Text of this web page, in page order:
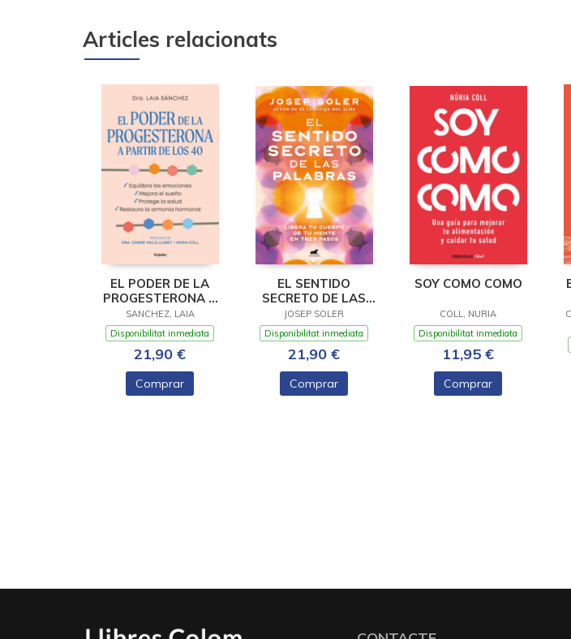
Articles relacionats
EL PODER DE LA
PROGESTERONA A
PARTIR DE LOS 40
SANCHEZ, LAIA
Disponibilitat inmediata
21,90 €
Comprar
EL SENTIDO
SECRETO DE LAS
PALABRAS
JOSEP SOLER
Disponibilitat inmediata
21,90 €
Comprar
SOY COMO COMO
COLL, NURIA
Disponibilitat inmediata
11,95 €
Comprar